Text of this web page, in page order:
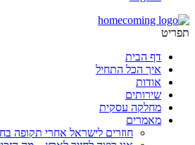
תפריט
דף הבית
איך הכל התחיל
אודות
שירותים
מחלקה עסקית
מאמרים
חוזרים לישראל אחרי תקופה